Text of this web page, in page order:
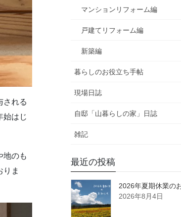
される
始はじ
地のも
ま
マンションリフォーム編
戸建てリフォーム編
新築編
暮らしのお役立ち手帖
現場日誌
自邸「山暮らしの家」日誌
雑記
最近の投稿
2026年夏期休業の
2026年8月4日